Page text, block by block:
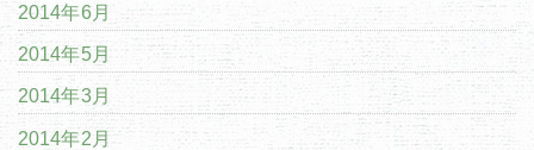
2014年6月
2014年5月
2014年3月
2014年2月